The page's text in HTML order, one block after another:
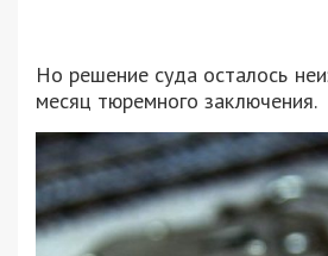
Но решение суда осталось
месяц тюремного заключения.